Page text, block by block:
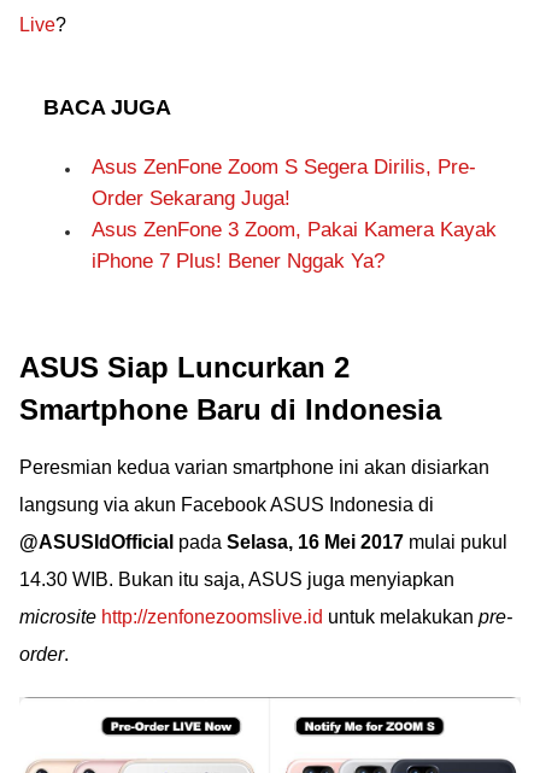
Live?
BACA JUGA
Asus ZenFone Zoom S Segera Dirilis, Pre-
Order Sekarang Juga!
Asus ZenFone 3 Zoom, Pakai Kamera Kayak
iPhone 7 Plus! Bener Nggak Ya?
ASUS Siap Luncurkan 2
Smartphone Baru di Indonesia
Peresmian kedua varian smartphone ini akan disiarkan
langsung via akun Facebook ASUS Indonesia di
@ASUSIdOfficial pada Selasa, 16 Mei 2017 mulai pukul
14.30 WIB. Bukan itu saja, ASUS juga menyiapkan
microsite http://zenfonezoomslive.id untuk melakukan pre-
order.